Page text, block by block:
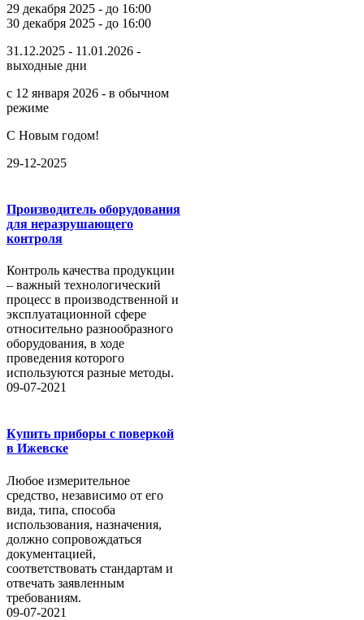
29 декабря 2025 - до 16:00
30 декабря 2025 - до 16:00
31.12.2025 - 11.01.2026 -
выходные дни
с 12 января 2026 - в обычном
режиме
С Новым годом!
29-12-2025
Производитель оборудования
для неразрушающего
контроля
Контроль качества продукции
– важный технологический
процесс в производственной и
эксплуатационной сфере
относительно разнообразного
оборудования, в ходе
проведения которого
используются разные методы.
09-07-2021
Купить приборы с поверкой
в Ижевске
Любое измерительное
средство, независимо от его
вида, типа, способа
использования, назначения,
должно сопровождаться
документацией,
соответствовать стандартам и
отвечать заявленным
требованиям.
09-07-2021